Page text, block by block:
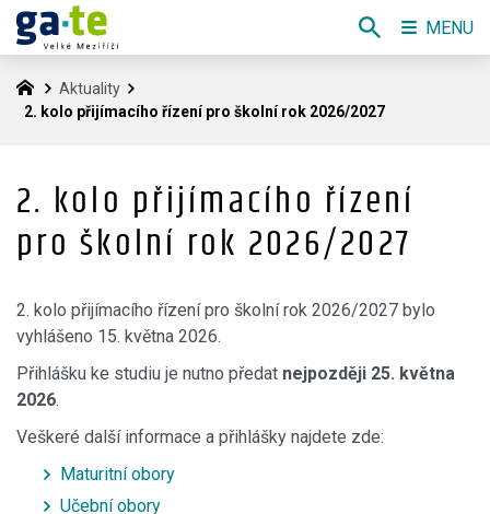
Aktuality
2. kolo přijímacího řízení pro školní rok 2026/2027
2. kolo přijímacího řízení
pro školní rok 2026/2027
2. kolo přijímacího řízení pro školní rok 2026/2027 bylo
vyhlášeno 15. května 2026.
Přihlášku ke studiu je nutno předat nejpozději 25. května
2026.
Veškeré další informace a přihlášky najdete zde:
Maturitní obory
Učební obory
MENU